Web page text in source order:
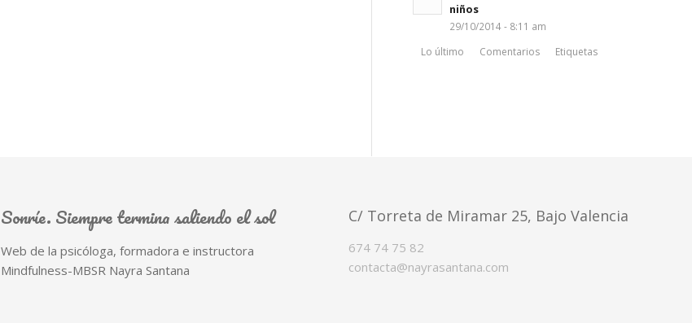
niños
29/10/2014 - 8:11 am
Lo último Comentarios Etiquetas
Sonríe. Siempre termina saliendo el sol
Web de la psicóloga, formadora e instructora
Mindfulness-MBSR Nayra Santana
C/ Torreta de Miramar 25, Bajo Valencia
674 74 75 82
contacta@nayrasantana.com